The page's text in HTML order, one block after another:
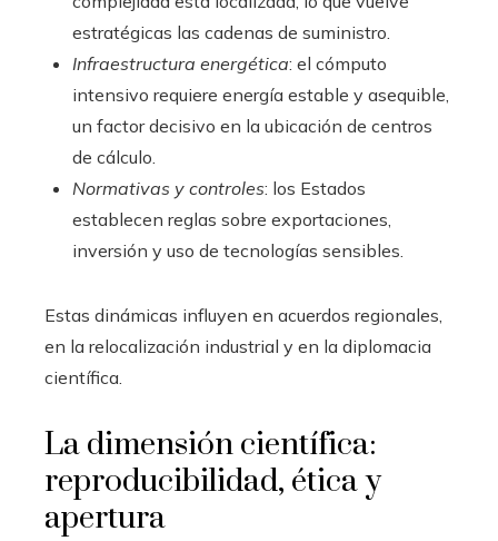
estratégicas las cadenas de suministro.
Infraestructura energética: el cómputo
intensivo requiere energía estable y asequible,
un factor decisivo en la ubicación de centros
de cálculo.
Normativas y controles: los Estados
establecen reglas sobre exportaciones,
inversión y uso de tecnologías sensibles.
Estas dinámicas influyen en acuerdos regionales,
en la relocalización industrial y en la diplomacia
científica.
La dimensión científica:
reproducibilidad, ética y
apertura